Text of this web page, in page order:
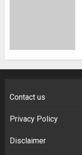
Contact us
Privacy Policy
Disclaimer